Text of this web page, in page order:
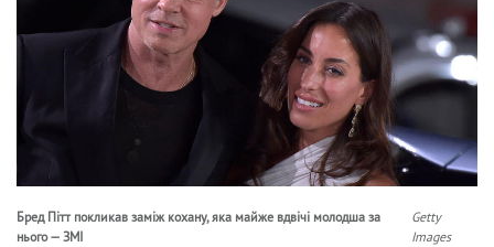
Бред Пітт покликав заміж кохану, яка майже вдвічі молодша за
нього — ЗМІ
Getty
Images